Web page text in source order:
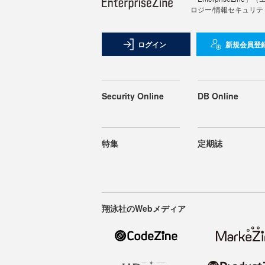
ロジー/情報セキュリ
ログイン 新規会員登
Security Online DB Online
特集 定期誌
翔泳社のWebメディア